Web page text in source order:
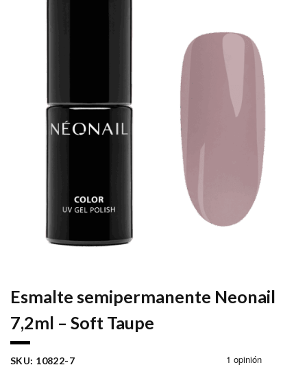
Esmalte semipermanente Neonail
7,2ml – Soft Taupe
SKU: 10822-7